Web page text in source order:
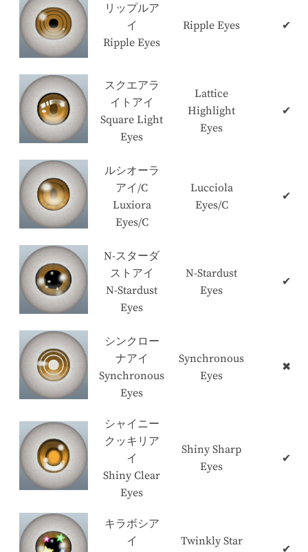
リップルア
イ
Ripple Eyes
Ripple Eyes ✔
スクエアラ
イトアイ
Square Light
Eyes
Lattice
Highlight
Eyes
✔
ルシオーラ
アイ/C
Luxiora
Eyes/C
Lucciola
Eyes/C
✔
N-スターダ
ストアイ
N-Stardust
Eyes
N-Stardust
Eyes
✔
シンクロー
ナアイ
Synchronous
Eyes
Synchronous
Eyes
✖
シャイニー
クッキリア
イ
Shiny Clear
Eyes
Shiny Sharp
Eyes
✔
キラボシア
イ
Twinkly Star
✔